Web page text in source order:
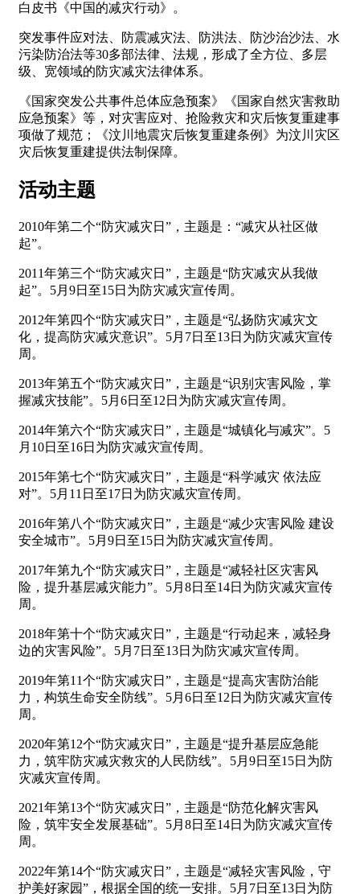
白皮书《中国的减灾行动》。
突发事件应对法、防震减灾法、防洪法、防沙治沙法、水
污染防治法等30多部法律、法规，形成了全方位、多层
级、宽领域的防灾减灾法律体系。
《国家突发公共事件总体应急预案》《国家自然灾害救助
应急预案》等，对灾害应对、抢险救灾和灾后恢复重建事
项做了规范；《汶川地震灾后恢复重建条例》为汶川灾区
灾后恢复重建提供法制保障。
活动主题
2010年第二个“防灾减灾日”，主题是：“减灾从社区做
起”。
2011年第三个“防灾减灾日”，主题是“防灾减灾从我做
起”。5月9日至15日为防灾减灾宣传周。
2012年第四个“防灾减灾日”，主题是“弘扬防灾减灾文
化，提高防灾减灾意识”。5月7日至13日为防灾减灾宣传
周。
2013年第五个“防灾减灾日”，主题是“识别灾害风险，掌
握减灾技能”。5月6日至12日为防灾减灾宣传周。
2014年第六个“防灾减灾日”，主题是“城镇化与减灾”。5
月10日至16日为防灾减灾宣传周。
2015年第七个“防灾减灾日”，主题是“科学减灾 依法应
对”。5月11日至17日为防灾减灾宣传周。
2016年第八个“防灾减灾日”，主题是“减少灾害风险 建设
安全城市”。5月9日至15日为防灾减灾宣传周。
2017年第九个“防灾减灾日”，主题是“减轻社区灾害风
险，提升基层减灾能力”。5月8日至14日为防灾减灾宣传
周。
2018年第十个“防灾减灾日”，主题是“行动起来，减轻身
边的灾害风险”。5月7日至13日为防灾减灾宣传周。
2019年第11个“防灾减灾日”，主题是“提高灾害防治能
力，构筑生命安全防线”。5月6日至12日为防灾减灾宣传
周。
2020年第12个“防灾减灾日”，主题是“提升基层应急能
力，筑牢防灾减灾救灾的人民防线”。5月9日至15日为防
灾减灾宣传周。
2021年第13个“防灾减灾日”，主题是“防范化解灾害风
险，筑牢安全发展基础”。5月8日至14日为防灾减灾宣传
周。
2022年第14个“防灾减灾日”，主题是“减轻灾害风险，守
护美好家园”，根据全国的统一安排。5月7日至13日为防